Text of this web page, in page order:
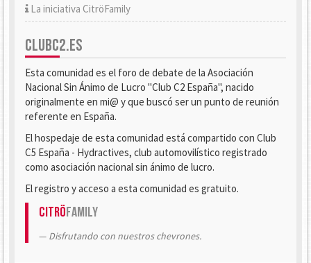
La iniciativa CitröFamily
CLUBC2.ES
Esta comunidad es el foro de debate de la Asociación
Nacional Sin Ánimo de Lucro "Club C2 España", nacido
originalmente en mi@ y que buscó ser un punto de reunión
referente en España.
El hospedaje de esta comunidad está compartido con Club
C5 España - Hydractives, club automovilístico registrado
como asociación nacional sin ánimo de lucro.
El registro y acceso a esta comunidad es gratuito.
CitröFamily
Disfrutando con nuestros chevrones.